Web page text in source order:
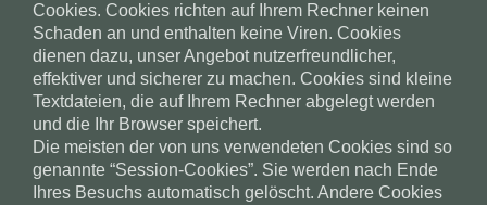
Cookies. Cookies richten auf Ihrem Rechner keinen
Schaden an und enthalten keine Viren. Cookies
dienen dazu, unser Angebot nutzerfreundlicher,
effektiver und sicherer zu machen. Cookies sind kleine
Textdateien, die auf Ihrem Rechner abgelegt werden
und die Ihr Browser speichert.
Die meisten der von uns verwendeten Cookies sind so
genannte “Session-Cookies”. Sie werden nach Ende
Ihres Besuchs automatisch gelöscht. Andere Cookies